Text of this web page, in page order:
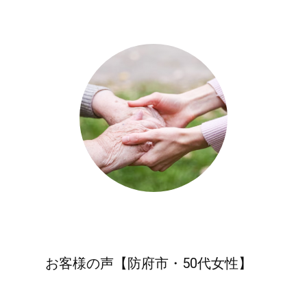
お客様の声【防府市・50代女性】